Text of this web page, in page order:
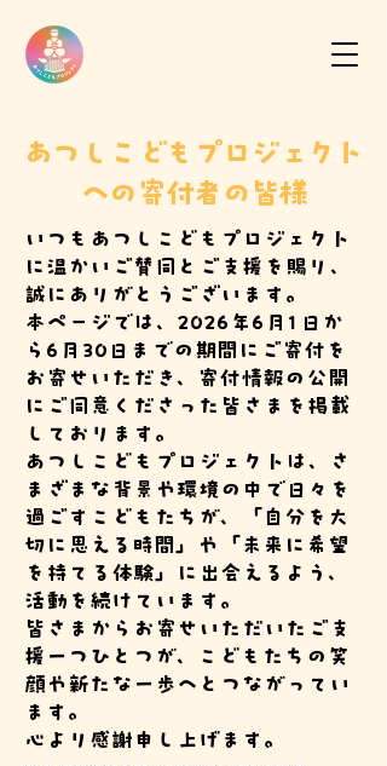
あつしこどもプロジェクト
への寄付者の皆様
いつもあつしこどもプロジェクト
に温かいご賛同とご支援を賜り、
誠にありがとうございます。
本ページでは、2026年6月1日か
ら6月30日までの期間にご寄付を
お寄せいただき、寄付情報の公開
にご同意くださった皆さまを掲載
しております。
あつしこどもプロジェクトは、さ
まざまな背景や環境の中で日々を
過ごすこどもたちが、「自分を大
切に思える時間」や「未来に希望
を持てる体験」に出会えるよう、
活動を続けています。
皆さまからお寄せいただいたご支
援一つひとつが、こどもたちの笑
顔や新たな一歩へとつながってい
ます。
心より感謝申し上げます。